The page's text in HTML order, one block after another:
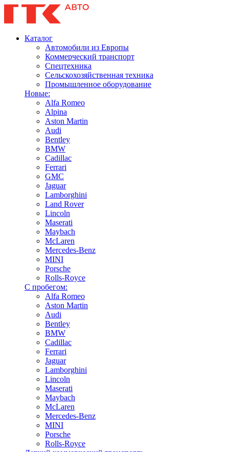
Каталог
Автомобили из Европы
Коммерческий транспорт
Спецтехника
Сельскохозяйственная техника
Промышленное оборудование
Новые:
Alfa Romeo
Alpina
Aston Martin
Audi
Bentley
BMW
Cadillac
Ferrari
GMC
Jaguar
Lamborghini
Land Rover
Lincoln
Maserati
Maybach
McLaren
Mercedes-Benz
MINI
Porsche
Rolls-Royce
С пробегом:
Alfa Romeo
Aston Martin
Audi
Bentley
BMW
Cadillac
Ferrari
Jaguar
Lamborghini
Lincoln
Maserati
Maybach
McLaren
Mercedes-Benz
MINI
Porsche
Rolls-Royce